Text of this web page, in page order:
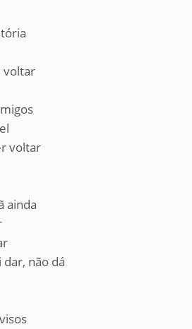
voltar
voltar
ainda
dar, não dá